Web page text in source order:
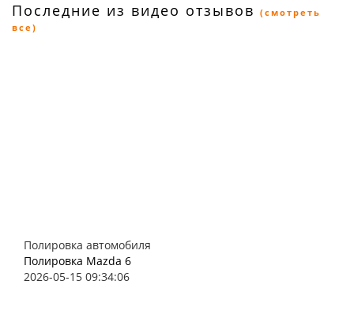
Последние из видео отзывов (смотреть
все)
Полировка автомобиля
Полировка Mazda 6
2026-05-15 09:34:06